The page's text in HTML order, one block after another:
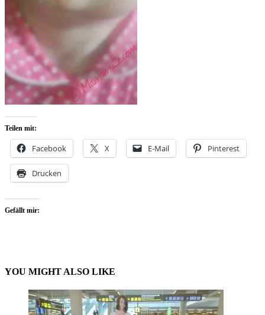
Teilen mit:
Facebook X E-Mail Pinterest
Drucken
Gefällt mir:
YOU MIGHT ALSO LIKE